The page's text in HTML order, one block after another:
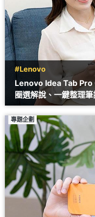
#Lenovo
Lenovo Idea Tab Pro
圈選解說、一鍵整理筆
專題企劃